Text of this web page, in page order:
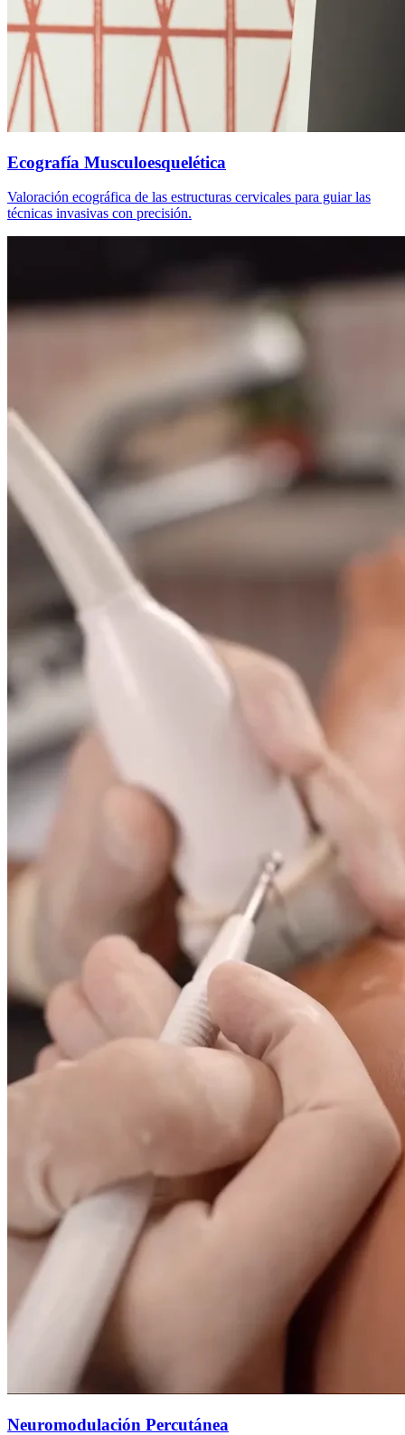
Ecografía Musculoesquelética
Valoración ecográfica de las estructuras cervicales para guiar las
técnicas invasivas con precisión.
Neuromodulación Percutánea